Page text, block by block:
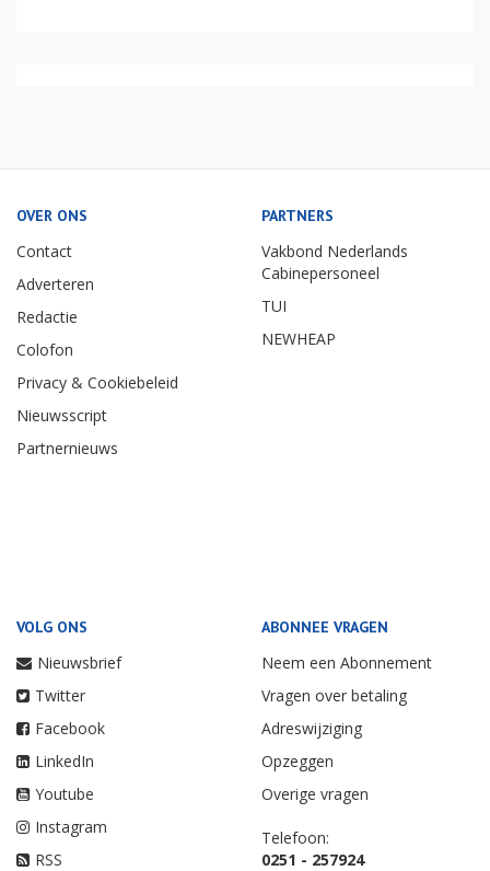
OVER ONS
Contact
Adverteren
Redactie
Colofon
Privacy & Cookiebeleid
Nieuwsscript
Partnernieuws
PARTNERS
Vakbond Nederlands
Cabinepersoneel
TUI
NEWHEAP
VOLG ONS
Nieuwsbrief
Twitter
Facebook
LinkedIn
Youtube
Instagram
RSS
ABONNEE VRAGEN
Neem een Abonnement
Vragen over betaling
Adreswijziging
Opzeggen
Overige vragen
Telefoon:
0251 - 257924